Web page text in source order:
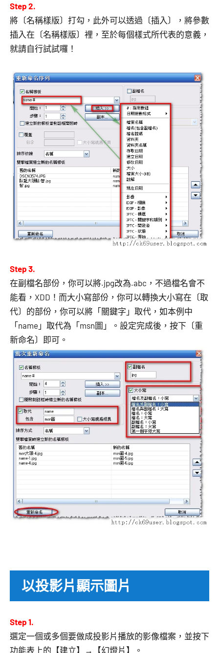
Step 2.
將〔名稱樣版〕打勾，此外可以透過〔插入〕，將參數
插入在〔名稱樣版〕裡，至於每個樣式所代表的意義，
就請自行試試囉！
Step 3.
在副檔名部份，你可以將.jpg改為.abc，不過檔名會不
能看，XDD！而大小寫部份，你可以轉換大小寫在〔取
代〕的部份，你可以將「關鍵字」取代，如本例中
「name」取代為「msn圖」。設定完成後，按下〔重
新命名〕即可。
以投影片顯示圖片
Step 1.
選定一個或多個要做成投影片播放的影像檔案，並按下
功能表上的【建立】→【幻燈片】。